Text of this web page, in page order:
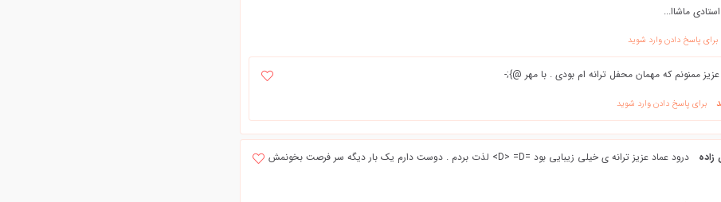
ماشاا...
برای پاسخ دادن وارد شوید
عزیز ممنونم که مهمان محفل ترانه ام بودی . با مهر @};-
برای پاسخ دادن وارد شوید
درود عماد عزیز ترانه ی خیلی زیبایی بود =D> =D> لذت بردم . دوست دارم یک بار دیگه سر فرصت بخونمش